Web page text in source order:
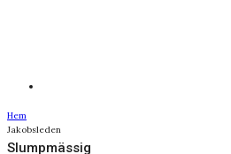
Hem
Jakobsleden
Slumpmässig